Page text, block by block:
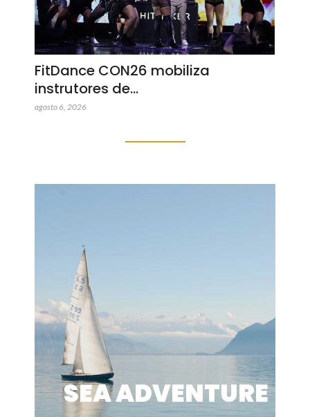
FitDance CON26 mobiliza
instrutores de…
agosto 6, 2026
SEA ADVENTURE